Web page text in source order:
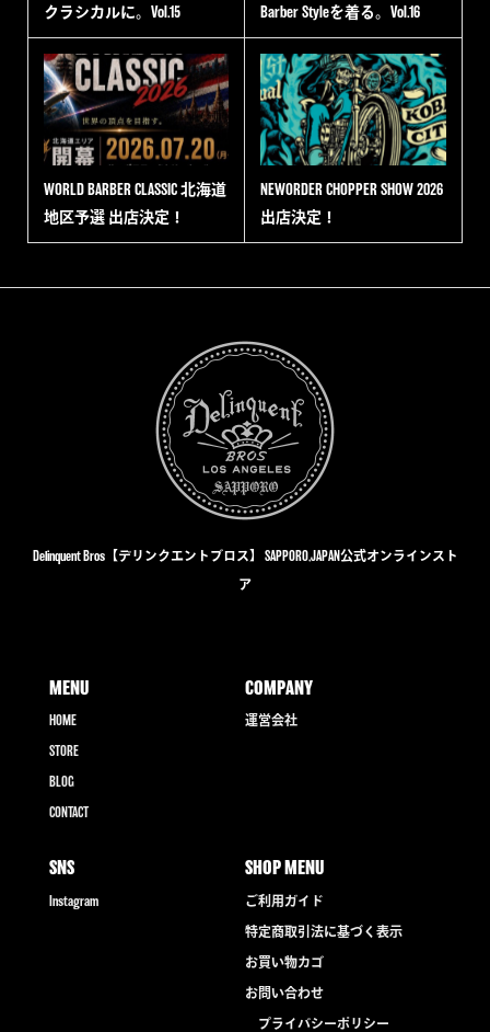
クラシカルに。Vol.15 Barber Styleを着る。Vol.16
WORLD BARBER CLASSIC 北海道
地区予選 出店決定！
NEWORDER CHOPPER SHOW 2026
出店決定！
Delinquent Bros【デリンクエントブロス】 SAPPORO,JAPAN公式オンラインスト
ア
MENU
HOME
STORE
BLOG
CONTACT
COMPANY
運営会社
SNS
Instagram
SHOP MENU
ご利用ガイド
特定商取引法に基づく表示
お買い物カゴ
お問い合わせ
プライバシーポリシー